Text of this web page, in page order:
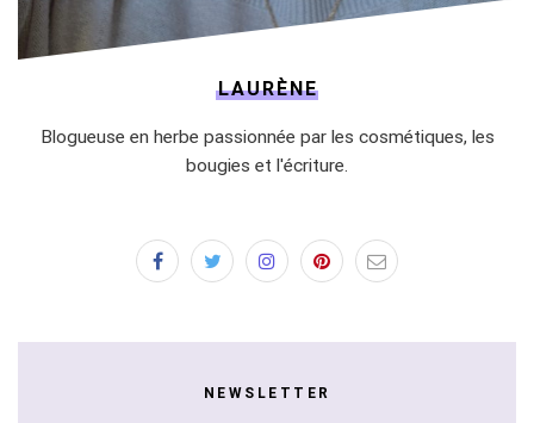
LAURÈNE
Blogueuse en herbe passionnée par les cosmétiques, les
bougies et l'écriture.
NEWSLETTER